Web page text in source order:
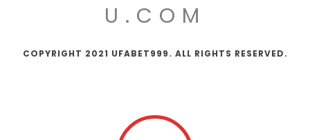
U.COM
COPYRIGHT 2021 UFABET999. ALL RIGHTS RESERVED.